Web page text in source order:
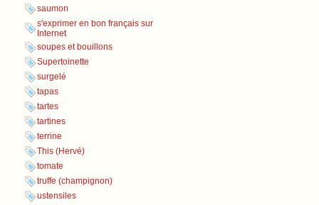
saumon
s'exprimer en bon français sur
Internet
soupes et bouillons
Supertoinette
surgelé
tapas
tartes
tartines
terrine
This (Hervé)
tomate
truffe (champignon)
ustensiles